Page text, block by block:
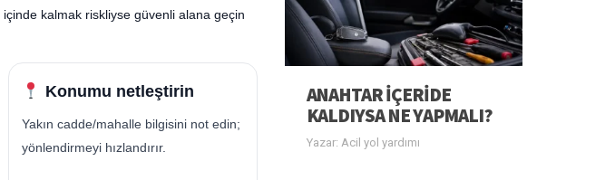
kalmak riskliyse güvenli alana geçin
Konumu netleştirin
Yakın cadde/mahalle bilgisini not edin;
yönlendirmeyi hızlandırır.
ANAHTAR IÇERIDE
KALDIYSA NE YAPMALI?
Yazar: Acil yol yardımı